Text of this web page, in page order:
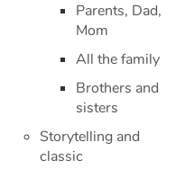
Parents, Dad,
Mom
All the family
Brothers and
sisters
Storytelling and
classic